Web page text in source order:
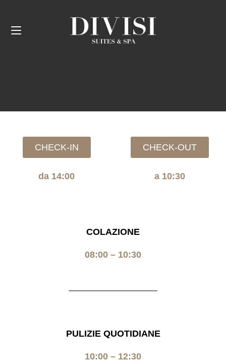
CHECK-IN CHECK-OUT
da 14:00 a 10:30
COLAZIONE
08:00 – 10:30
PULIZIE QUOTIDIANE
10:00 – 12:30